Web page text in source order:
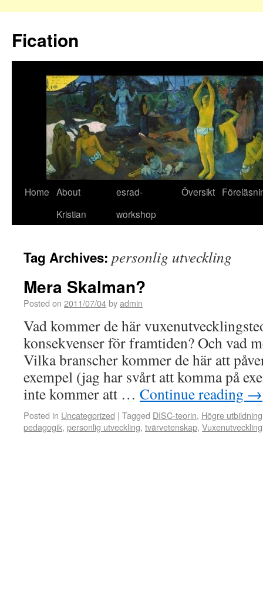
Fication
Home About
Kristian
esrad-
workshop
Översikt
Tag Archives: personlig utveckling
Mera Skalman?
Posted on 2011/07/04byadmin
Vad kommer de här
konsekvenser för framtiden? Och vad
Vilka branscher kommer de här att
exempel (jag har svårt att komma på
inte kommer att … Continue reading →
Posted in Uncategorized | Tagged DISC-teorin, Högre utbildning
pedagogik, personlig utveckling, tvärvetenskap, Vuxenutveckling